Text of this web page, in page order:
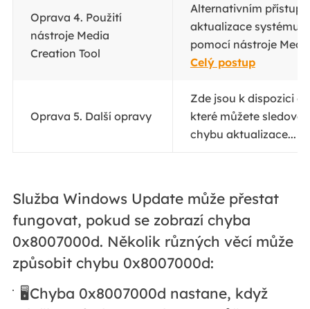
Oprava 4. Použití
nástroje Media
Creation Tool
Alternativním
aktualizace systému
pomocí nástroje
Celý postup
Oprava 5. Další opravy
Zde jsou k dispozici
které můžete
chybu aktualizace...
Služba Windows Update může přestat
fungovat, pokud se zobrazí chyba
0x8007000d. Několik různých věcí může
způsobit chybu 0x8007000d:
🖥️Chyba 0x8007000d nastane, když